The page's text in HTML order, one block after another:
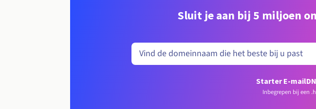
Sluit je aan bij 5 miljoen
Starter E-mail
Inbegrepen bij een